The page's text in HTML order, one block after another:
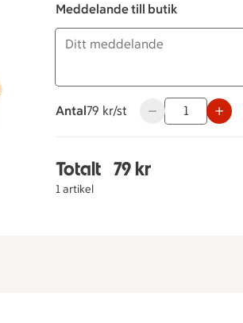
Meddelande till butik
Antal
79 kronor styck
79 kr/st Använd
Totalt
1 artikel
Totalt 1 stycken
79 kr